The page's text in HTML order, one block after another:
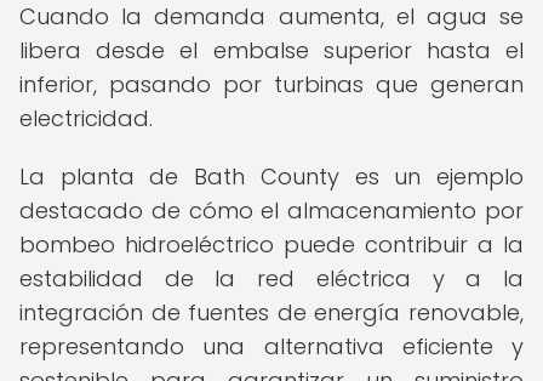
Cuando la demanda aumenta, el agua se
libera desde el embalse superior hasta el
inferior, pasando por turbinas que generan
electricidad.
La planta de Bath County es un ejemplo
destacado de cómo el almacenamiento por
bombeo hidroeléctrico puede contribuir a la
estabilidad de la red eléctrica y a la
integración de fuentes de energía renovable,
representando una alternativa eficiente y